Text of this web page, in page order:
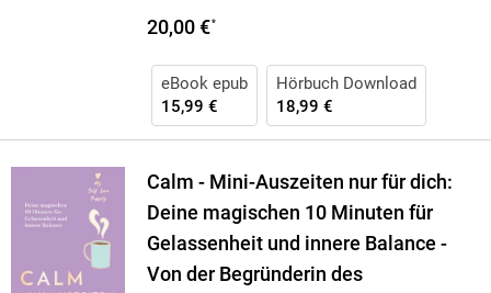
20,00 €*
eBook epub
15,99 €
Hörbuch Download
18,99 €
Calm - Mini-Auszeiten nur für dich:
Deine magischen 10 Minuten für
Gelassenheit und innere Balance -
Von der Begründerin des